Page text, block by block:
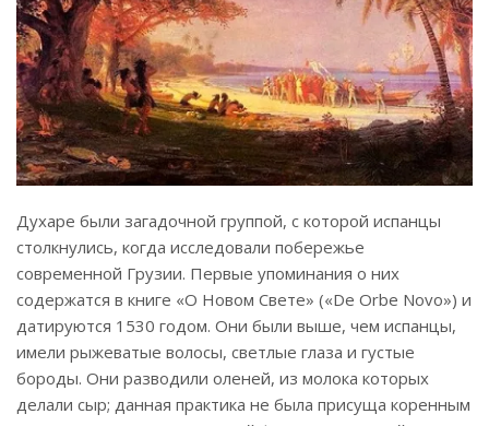
Духаре были загадочной группой, с которой испанцы
столкнулись, когда исследовали побережье
современной Грузии. Первые упоминания о них
содержатся в книге «О Новом Свете» («De Orbe Novo») и
датируются 1530 годом. Они были выше, чем испанцы,
имели рыжеватые волосы, светлые глаза и густые
бороды. Они разводили оленей, из молока которых
делали сыр; данная практика не была присуща коренным